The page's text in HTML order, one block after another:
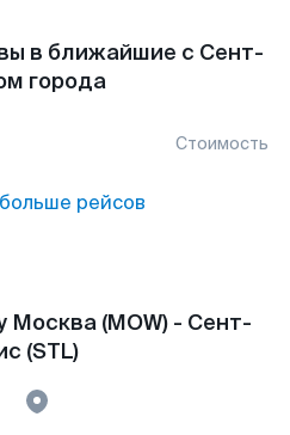
в ближайшие с Сент-
города
Стоимость
рейсов
Москва (MOW) - Сент-
(STL)